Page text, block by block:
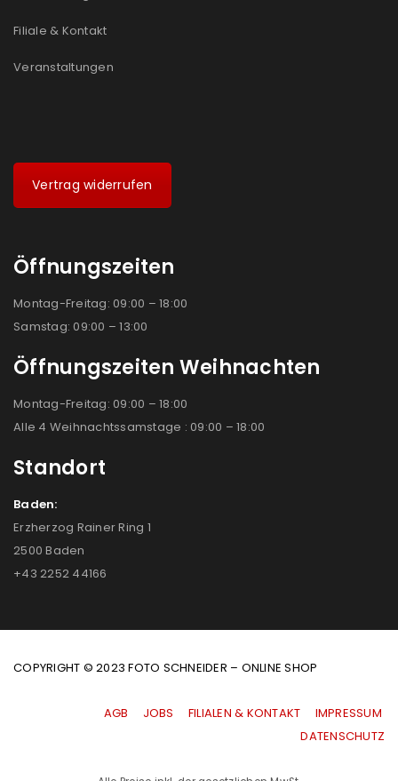
Filiale & Kontakt
Veranstaltungen
Vertrag widerrufen
Öffnungszeiten
Montag-Freitag: 09:00 – 18:00
Samstag: 09:00 – 13:00
Öffnungszeiten Weihnachten
Montag-Freitag: 09:00 – 18:00
Alle 4 Weihnachtssamstage : 09:00 – 18:00
Standort
Baden:
Erzherzog Rainer Ring 1
2500 Baden
+43 2252 44166
COPYRIGHT © 2023 FOTO SCHNEIDER – ONLINE SHOP
AGB JOBS FILIALEN & KONTAKT
IMPRESSUM
|DATENSCHUTZ